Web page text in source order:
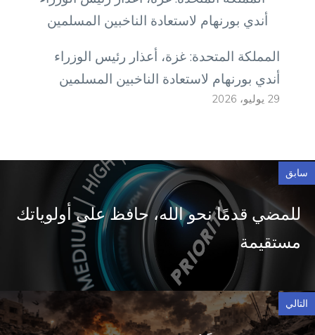
المملكة المتحدة: غزة، أعذار رئيس الوزراء
أندي بورنهام لاستعادة الناخبين المسلمين
29 يوليو، 2026
سابق
للمضي قدمًا نحو الله، حافظ على أولوياتك
مستقيمة
التالي